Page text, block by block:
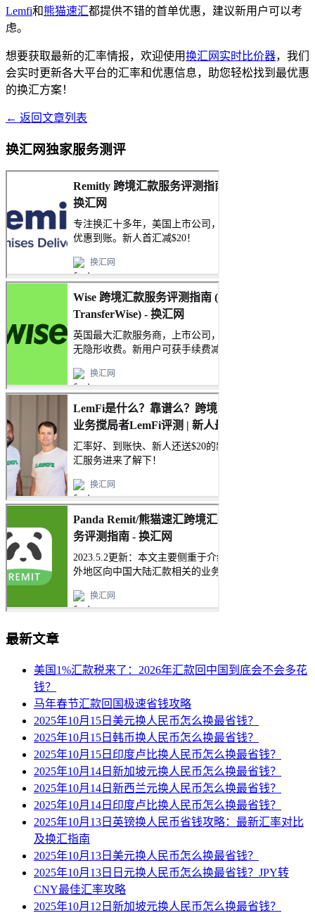
Lemfi和熊猫速汇都提供不错的首单优惠，建议新用户可以考
虑。
想要获取最新的汇率情报，欢迎使用换汇网实时比价器，我们
会实时更新各大平台的汇率和优惠信息，助您轻松找到最优惠
的换汇方案！
← 返回文章列表
换汇网独家服务测评
最新文章
美国1%汇款税来了：2026年汇款回中国到底会不会多花
钱？
马年春节汇款回国极速省钱攻略
2025年10月15日美元换人民币怎么换最省钱？
2025年10月15日韩币换人民币怎么换最省钱？
2025年10月15日印度卢比换人民币怎么换最省钱？
2025年10月14日新加坡元换人民币怎么换最省钱？
2025年10月14日新西兰元换人民币怎么换最省钱？
2025年10月14日印度卢比换人民币怎么换最省钱？
2025年10月13日英镑换人民币省钱攻略：最新汇率对比
及换汇指南
2025年10月13日美元换人民币怎么换最省钱？
2025年10月13日日元换人民币怎么换最省钱？JPY转
CNY最佳汇率攻略
2025年10月12日新加坡元换人民币怎么换最省钱？